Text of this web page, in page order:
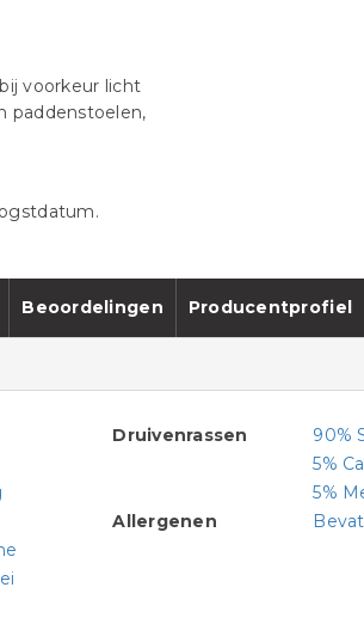
voorkeur licht
paddenstoelen,
Beoordelingen Producentprofiel
Druivenrassen
90%
5%
5%
Allergenen